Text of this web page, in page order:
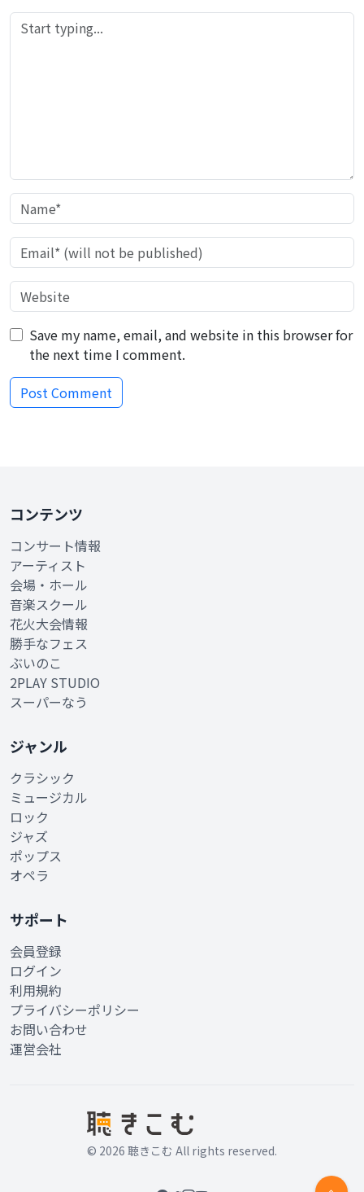
Save my name, email, and website in this browser for
the next time I comment.
コンテンツ
コンサート情報
アーティスト
会場・ホール
音楽スクール
花火大会情報
勝手なフェス
ぶいのこ
2PLAY STUDIO
スーパーなう
ジャンル
クラシック
ミュージカル
ロック
ジャズ
ポップス
オペラ
サポート
会員登録
ログイン
利用規約
プライバシーポリシー
お問い合わせ
運営会社
© 2026 聴きこむ All rights reserved.